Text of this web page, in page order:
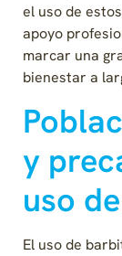
el uso de
apoyo
marcar una
bienestar a
y
uso
El uso de